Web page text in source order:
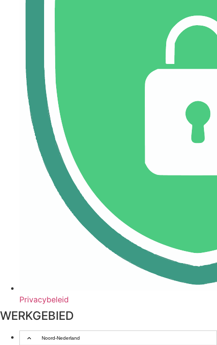
Privacybeleid
WERKGEBIED
Noord-Nederland